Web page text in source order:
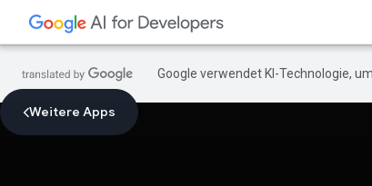
Google verwendet KI-Technologie,
Weitere Apps